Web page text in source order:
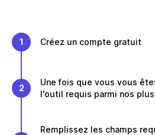
1 Créez un compte gratuit
2
Une fois que vous vous
l'outil requis parmi nos
Remplissez les champs